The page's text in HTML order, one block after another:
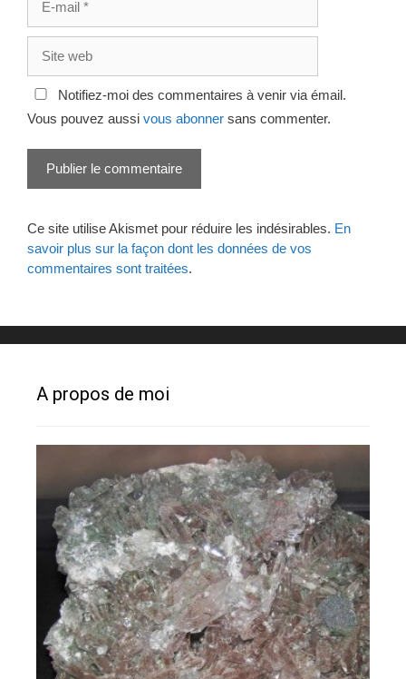
mail
web
Notifiez-moi des commentaires à venir via émail.
Vous pouvez aussi vous abonner sans commenter.
Ce site utilise Akismet pour réduire les indésirables. En
savoir plus sur la façon dont les données de vos
commentaires sont traitées.
A propos de moi